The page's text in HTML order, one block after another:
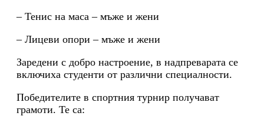
– Тенис на маса – мъже и жени
– Лицеви опори – мъже и жени
Заредени с добро настроение, в надпреварата се
включиха студенти от различни специалности.
Победителите в спортния турнир получават
грамоти. Те са: